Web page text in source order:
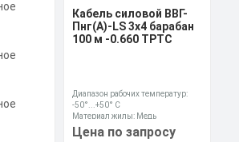
Кабель силовой ВВГ-
Пнг(А)-LS 3х4 барабан
100 м -0.660 ТРТС
Диапазон рабочих температур:
-50°...+50° C
Материал жилы: Медь
Цвет: Черный
Цена по запросу